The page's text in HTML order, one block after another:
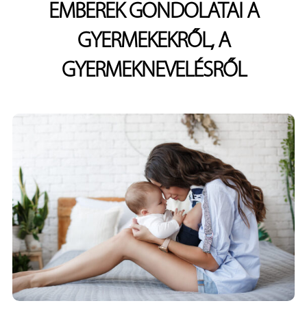
EMBEREK GONDOLATAI A
GYERMEKEKRŐL, A
GYERMEKNEVELÉSRŐL